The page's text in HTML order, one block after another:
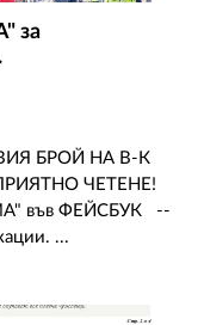
за
БРОЙ НА В-К
ЧЕТЕНЕ!
във ФЕЙСБУК --
...